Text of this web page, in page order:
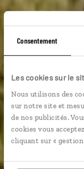
Consentement
Les cookies sur le
Nous utilisons des
sur notre site et
de nos publicités.
cookies vous
cliquant sur « gestion
8,6 / 10
(60 avis sur